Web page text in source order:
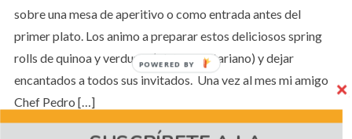
sobre una mesa de aperitivo o como entrada antes del
primer plato. Los animo a preparar estos deliciosos spring
rolls de quinoa y verduras (plato vegetariano) y dejar
encantados a todos sus invitados. Una vez al mes mi amigo
Chef Pedro […]
POWERED BY